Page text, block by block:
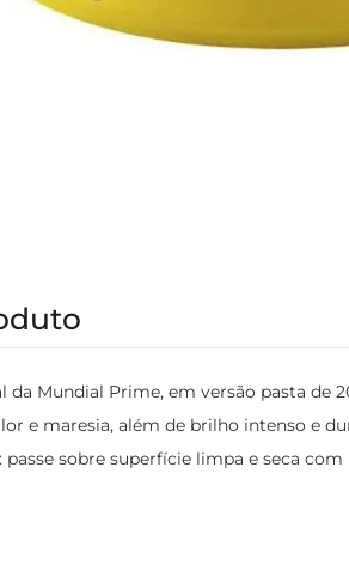
da Mundial Prime, em versão pasta de
e maresia, além de brilho intenso e
passe sobre superfície limpa e seca